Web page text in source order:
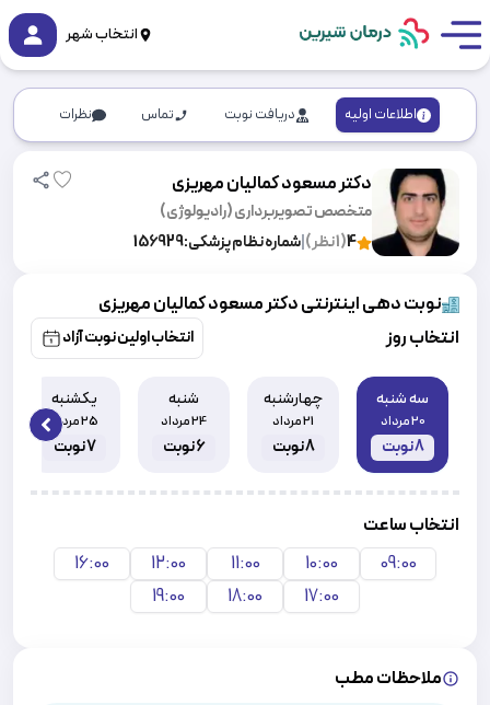
انتخاب شهر
اطلاعات اولیه دریافت نوبت تماس نظرات
دکتر مسعود کمالیان مهریزی
متخصص تصویربرداری (رادیولوژی)
4
(
1نظر) شماره نظام پزشکی:156929
نوبت دهی اینترنتی دکتر مسعود کمالیان مهریزی
انتخاب روز
انتخاب اولین نوبت آزاد
سه شنبه
20 مرداد
8نوبت
چهارشنبه
21 مرداد
8نوبت
شنبه
24 مرداد
6نوبت
یکشنبه
25 مرداد
7نوبت
انتخاب ساعت
09:00
10:00
11:00
12:00
16:00
17:00
18:00
19:00
ملاحظات مطب